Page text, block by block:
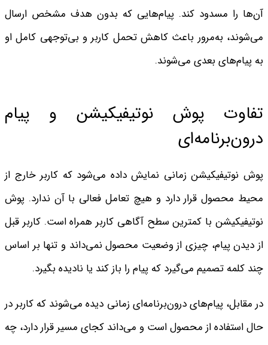
آن‌ها را مسدود کند. پیام‌هایی که بدون هدف مشخص ارسال
می‌شوند، به‌مرور باعث کاهش تحمل کاربر و بی‌توجهی کامل او
به پیام‌های بعدی می‌شوند.
تفاوت پوش نوتیفیکیشن و پیام
درون‌برنامه‌ای
پوش نوتیفیکیشن زمانی نمایش داده می‌شود که کاربر خارج از
محیط محصول قرار دارد و هیچ تعامل فعالی با آن ندارد. پوش
نوتیفیکیشن با کمترین سطح آگاهی کاربر همراه است. کاربر قبل
از دیدن پیام، چیزی از وضعیت محصول نمی‌داند و تنها بر اساس
چند کلمه تصمیم می‌گیرد که پیام را باز کند یا نادیده بگیرد.
در مقابل، پیام‌های درون‌برنامه‌ای زمانی دیده می‌شوند که کاربر در
حال استفاده از محصول است و می‌داند کجای مسیر قرار دارد، چه